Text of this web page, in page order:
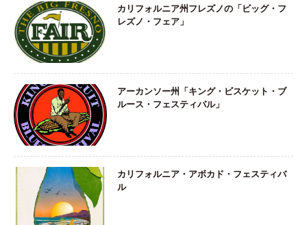
カリフォルニア州フレズノの「ビッグ・フ
レズノ・フェア」
アーカンソー州「キング・ビスケット・ブ
ルース・フェスティバル」
カリフォルニア・アボカド・フェスティバ
ル